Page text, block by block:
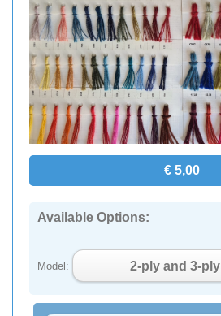
€ 5,00
Available Options:
Model: 2-ply and 3-ply